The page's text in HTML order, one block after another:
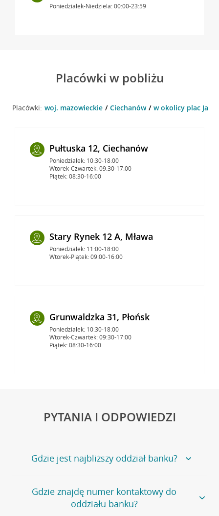
Poniedziałek-Niedziela: 00:00-23:59
Placówki w pobliżu
Placówki: woj. mazowieckie Ciechanów w okolicy plac Jana
Pułtuska 12, Ciechanów
Poniedziałek: 10:30-18:00
Wtorek-Czwartek: 09:30-17:00
Piątek: 08:30-16:00
Stary Rynek 12 A, Mława
Poniedziałek: 11:00-18:00
Wtorek-Piątek: 09:00-16:00
Grunwaldzka 31, Płońsk
Poniedziałek: 10:30-18:00
Wtorek-Czwartek: 09:30-17:00
Piątek: 08:30-16:00
PYTANIA I ODPOWIEDZI
Gdzie jest najbliższy oddział banku?
Jeśli szukasz oddziału naszego banku, zapraszamy na
stronęPlacówki i bankomaty, na której znajduje się
wygodna wyszukiwarka.
Gdzie znajdę numer kontaktowy do
oddziału banku?